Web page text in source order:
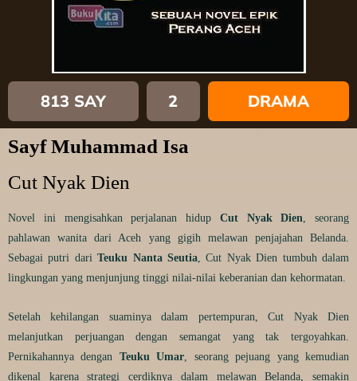
813 SAY 2 DRAMA
Sayf Muhammad Isa
Cut Nyak Dien
Novel ini mengisahkan perjalanan hidup Cut Nyak Dien, seorang
pahlawan wanita dari Aceh yang gigih melawan penjajahan Belanda.
Sebagai putri dariTeuku Nanta Seutia, Cut Nyak Dien tumbuh dalam
lingkungan yang menjunjung tinggi nilai-nilai keberanian dan kehormatan.
Setelah kehilangan suaminya dalam pertempuran, Cut Nyak Dien
melanjutkan perjuangan dengan semangat yang tak tergoyahkan.
Pernikahannya dengan Teuku Umar , seorang pejuang yang kemudian
dikenal karena strategi cerdiknya dalam melawan Belanda, semakin